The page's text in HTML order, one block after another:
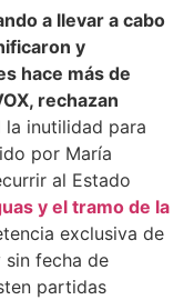
a llevar a cabo
y
hace más de
rechazan
la inutilidad para
por María
al Estado
y el tramo de la
exclusiva de
sin fecha de
partidas